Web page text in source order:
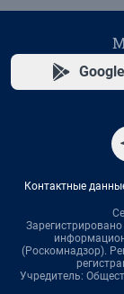
Контактные
(Роскомнадзор).
Учредитель: